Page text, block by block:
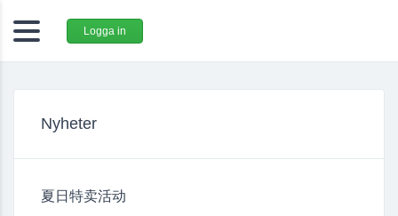
Logga in
Nyheter
夏日特卖活动